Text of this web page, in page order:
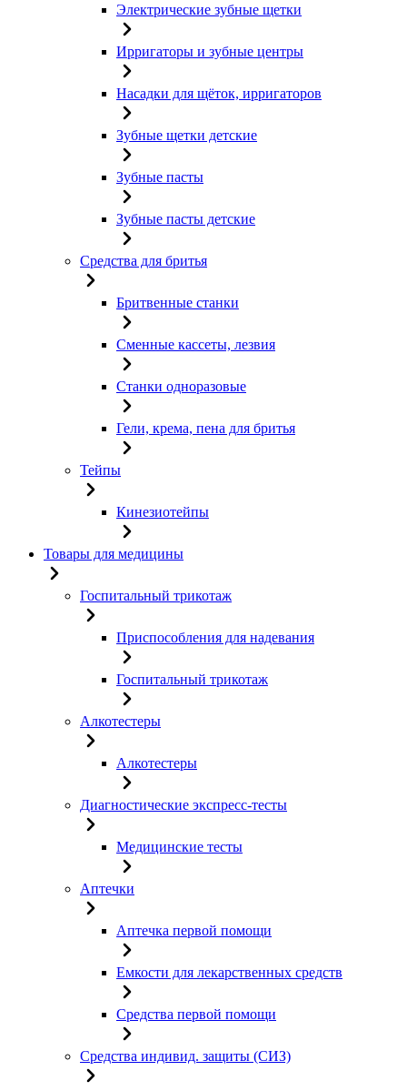
Электрические зубные щетки
Ирригаторы и зубные центры
Насадки для щёток, ирригаторов
Зубные щетки детские
Зубные пасты
Зубные пасты детские
Средства для бритья
Бритвенные станки
Сменные кассеты, лезвия
Станки одноразовые
Гели, крема, пена для бритья
Тейпы
Кинезиотейпы
Товары для медицины
Госпитальный трикотаж
Приспособления для надевания
Госпитальный трикотаж
Алкотестеры
Алкотестеры
Диагностические экспресс-тесты
Медицинские тесты
Аптечки
Аптечка первой помощи
Емкости для лекарственных средств
Средства первой помощи
Средства индивид. защиты (СИЗ)